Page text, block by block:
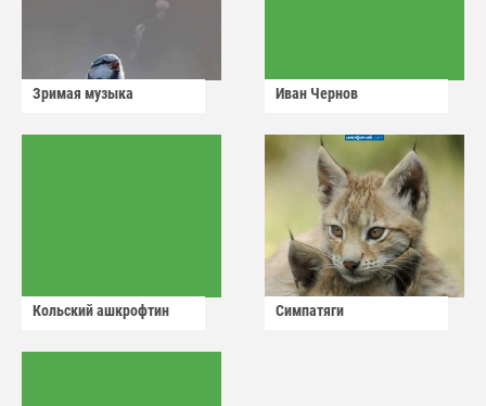
Зримая музыка Иван Чернов
Кольский ашкрофтин Симпатяги